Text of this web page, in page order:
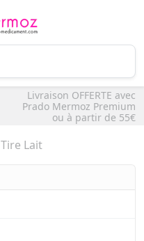
Livraison OFFERTE avec
Prado Mermoz Premium
ou à partir de 55€
Tire Lait